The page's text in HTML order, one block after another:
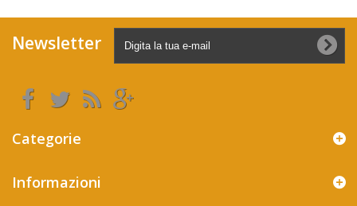
Newsletter
Categorie
Informazioni